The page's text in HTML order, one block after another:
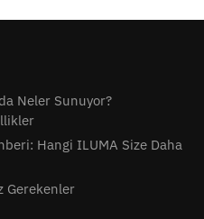
Neler Sunuyor?
Hangi ILUMA Size Daha
Gerekenler